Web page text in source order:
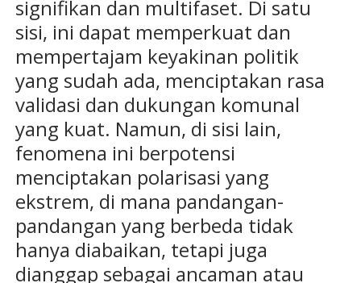
signifikan dan multifaset. Di satu
sisi, ini dapat memperkuat dan
mempertajam keyakinan politik
yang sudah ada, menciptakan rasa
validasi dan dukungan komunal
yang kuat. Namun, di sisi lain,
fenomena ini berpotensi
menciptakan polarisasi yang
ekstrem, di mana pandangan-
pandangan yang berbeda tidak
hanya diabaikan, tetapi juga
dianggap sebagai ancaman atau